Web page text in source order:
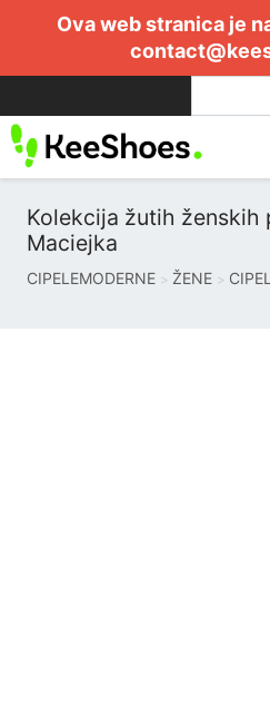
Ova web stranica je
Kolekcija žutih ženskih
Maciejka
CIPELEMODERNE ŽENE